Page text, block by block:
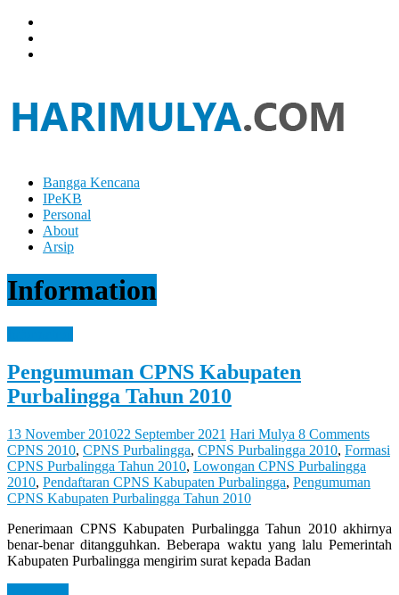
Skip
content
Hari
Mulya
Brain
Can
Analyze
Right
Brain
Let
Feel
It
Bangga Kencana
IPeKB
Personal
About
Arsip
Information
Pengumuman CPNS Kabupaten
Purbalingga Tahun 2010
13 November 201022 September 2021 Hari Mulya 8 Comments
CPNS 2010, CPNS Purbalingga, CPNS Purbalingga 2010, Formasi
CPNS Purbalingga Tahun 2010, Lowongan CPNS Purbalingga
2010, Pendaftaran CPNS Kabupaten Purbalingga, Pengumuman
CPNS Kabupaten Purbalingga Tahun 2010
Penerimaan CPNS Kabupaten Purbalingga Tahun 2010 akhirnya
benar-benar ditangguhkan. Beberapa waktu yang lalu Pemerintah
Kabupaten Purbalingga mengirim surat kepada Badan